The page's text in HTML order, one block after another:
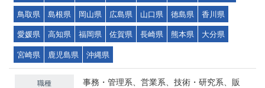
鳥取県
島根県 岡山県 広島県 山口県 徳島県
香川県
愛媛県
高知県 福岡県 佐賀県 長崎県 熊本県
大分県
宮崎県
鹿児島県 沖縄県
職種
事務・管理系、営業系、技術・研究系、販